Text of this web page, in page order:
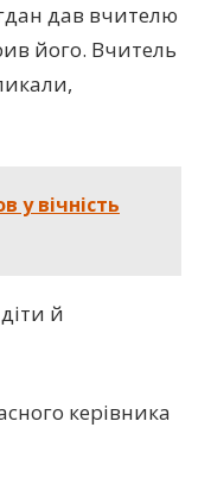
дав вчителю
його. Вчитель
у вічність
й
керівника